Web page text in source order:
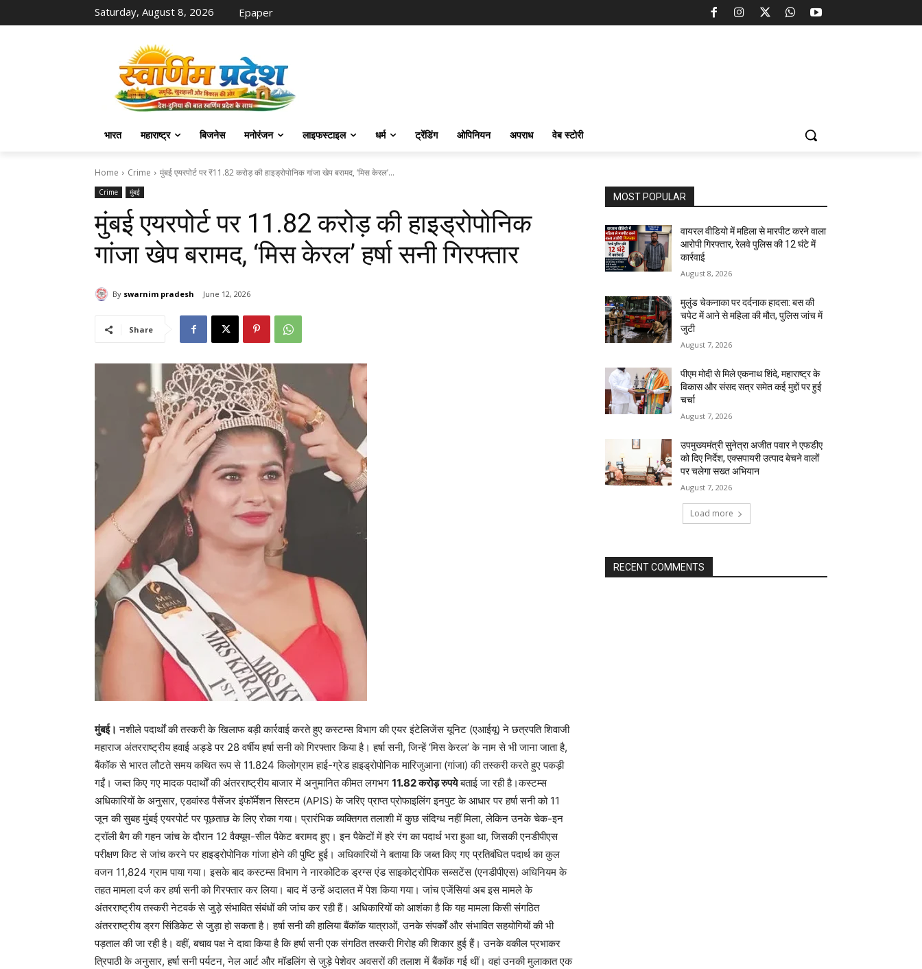
Saturday, August 8, 2026 Epaper
भारत महाराष्ट्र बिजनेस मनोरंजन लाइफस्‍टाइल धर्म ट्रेंडिंग ओपिनियन अपराध वेब स्टोरी
Home Crime मुंबई एयरपोर्ट पर ₹11.82 करोड़ की हाइड्रोपोनिक गांजा खेप बरामद, ‘मिस केरल’...
Crime मुंबई
मुंबई एयरपोर्ट पर ₹11.82 करोड़ की हाइड्रोपोनिक
गांजा खेप बरामद, ‘मिस केरल’ हर्षा सनी गिरफ्तार
By swarnim pradesh June 12, 2026
Share
मुंबई। नशीले पदार्थों की तस्करी के खिलाफ बड़ी कार्रवाई करते हुए कस्टम्स विभाग की एयर इंटेलिजेंस यूनिट (एआईयू) ने छत्रपति शिवाजी
महाराज अंतरराष्ट्रीय हवाई अड्डे पर 28 वर्षीय हर्षा सनी को गिरफ्तार किया है। हर्षा सनी, जिन्हें ‘मिस केरल’ के नाम से भी जाना जाता है,
बैंकॉक से भारत लौटते समय कथित रूप से 11.824 किलोग्राम हाई-ग्रेड हाइड्रोपोनिक मारिजुआना (गांजा) की तस्करी करते हुए पकड़ी
गईं। जब्त किए गए मादक पदार्थों की अंतरराष्ट्रीय बाजार में अनुमानित कीमत लगभग 11.82 करोड़ रुपयेबताई जा रही है।कस्टम्स
अधिकारियों के अनुसार, एडवांस्ड पैसेंजर इंफॉर्मेशन सिस्टम (APIS) के जरिए प्राप्त प्रोफाइलिंग इनपुट के आधार पर हर्षा सनी को 11
जून की सुबह मुंबई एयरपोर्ट पर पूछताछ के लिए रोका गया। प्रारंभिक व्यक्तिगत तलाशी में कुछ संदिग्ध नहीं मिला, लेकिन उनके चेक-इन
ट्रॉली बैग की गहन जांच के दौरान 12 वैक्यूम-सील पैकेट बरामद हुए। इन पैकेटों में हरे रंग का पदार्थ भरा हुआ था, जिसकी एनडीपीएस
परीक्षण किट से जांच करने पर हाइड्रोपोनिक गांजा होने की पुष्टि हुई। अधिकारियों ने बताया कि जब्त किए गए प्रतिबंधित पदार्थ का कुल
वजन 11,824 ग्राम पाया गया। इसके बाद कस्टम्स विभाग ने नारकोटिक ड्रग्स एंड साइकोट्रोपिक सब्सटेंस (एनडीपीएस) अधिनियम के
तहत मामला दर्ज कर हर्षा सनी को गिरफ्तार कर लिया। बाद में उन्हें अदालत में पेश किया गया। जांच एजेंसियां अब इस मामले के
अंतरराष्ट्रीय तस्करी नेटवर्क से जुड़े संभावित संबंधों की जांच कर रही हैं। अधिकारियों को आशंका है कि यह मामला किसी संगठित
अंतरराष्ट्रीय ड्रग सिंडिकेट से जुड़ा हो सकता है। हर्षा सनी की हालिया बैंकॉक यात्राओं, उनके संपर्कों और संभावित सहयोगियों की भी
पड़ताल की जा रही है। वहीं, बचाव पक्ष ने दावा किया है कि हर्षा सनी एक संगठित तस्करी गिरोह की शिकार हुई हैं। उनके वकील प्रभाकर
त्रिपाठी के अनुसार, हर्षा सनी पर्यटन, नेल आर्ट और मॉडलिंग से जुड़े पेशेवर अवसरों की तलाश में बैंकॉक गई थीं। वहां उनकी मुलाकात एक
MOST POPULAR
वायरल वीडियो में महिला से मारपीट करने वाला
आरोपी गिरफ्तार, रेलवे पुलिस की 12 घंटे में
कार्रवाई
August 8, 2026
मुलुंड चेकनाका पर दर्दनाक हादसा: बस की
चपेट में आने से महिला की मौत, पुलिस जांच में
जुटी
August 7, 2026
पीएम मोदी से मिले एकनाथ शिंदे, महाराष्ट्र के
विकास और संसद सत्र समेत कई मुद्दों पर हुई
चर्चा
August 7, 2026
उपमुख्यमंत्री सुनेत्रा अजीत पवार ने एफडीए
को दिए निर्देश, एक्सपायरी उत्पाद बेचने वालों
पर चलेगा सख्त अभियान
August 7, 2026
Load more
RECENT COMMENTS